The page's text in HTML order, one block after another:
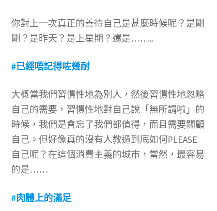
無紙書
文創
聯絡我們+郵費
海外訂購書籍
登入
你對上一次真正的善待自己是甚麼時候呢？是剛
剛？是昨天？是上星期？還是……..
#已經唔記得咗幾耐
大概當我們習慣性地為別人，然後習慣性地忽略
自己的需要，習慣性地對自己說「無所謂啦」的
時候，我們是會忘了我們都值得，而且需要關顧
自己。但好像真的沒有人教過到底如何PLEASE
自己呢？在這個消費主義的城市，當然，最容易
的是……
#肉體上的滿足